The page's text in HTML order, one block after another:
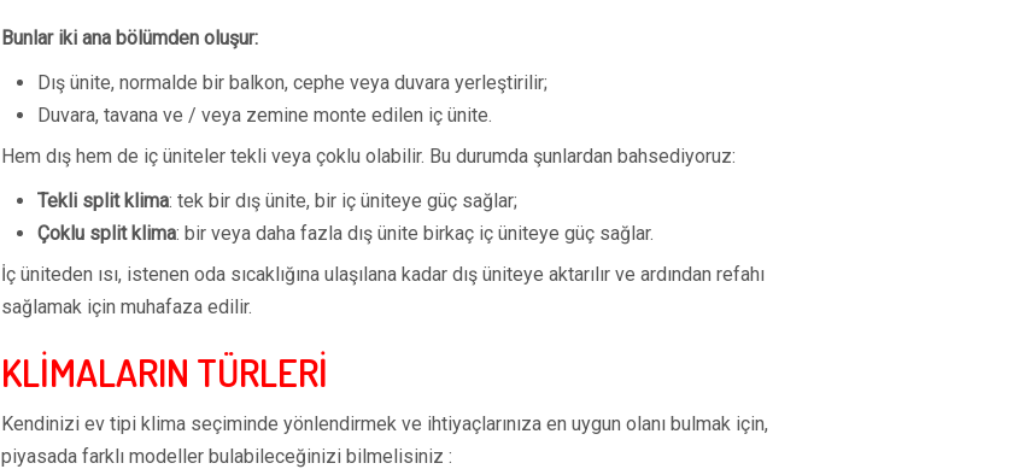
Bunlar iki ana bölümden oluşur:
Dış ünite, normalde bir balkon, cephe veya duvara yerleştirilir;
Duvara, tavana ve / veya zemine monte edilen iç ünite.
Hem dış hem de iç üniteler tekli veya çoklu olabilir. Bu durumda şunlardan bahsediyoruz:
Tekli split klima: tek bir dış ünite, bir iç üniteye güç sağlar;
Çoklu split klima: bir veya daha fazla dış ünite birkaç iç üniteye güç sağlar.
İç üniteden ısı, istenen oda sıcaklığına ulaşılana kadar dış üniteye aktarılır ve ardından refahı
sağlamak için muhafaza edilir.
KLİMALARIN TÜRLERİ
Kendinizi ev tipi klima seçiminde yönlendirmek ve ihtiyaçlarınıza en uygun olanı bulmak için,
piyasada farklı modeller bulabileceğinizi bilmelisiniz :